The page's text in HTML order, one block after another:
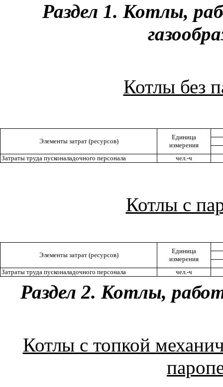
Раздел 1. Котлы,
Котлы без
Элементы затрат (ресурсов)
Единица
измерения
Затраты труда пусконаладочного персонала
чел.-ч
Котлы с
Элементы затрат (ресурсов)
Единица
измерения
Затраты труда пусконаладочного персонала
чел.-ч
Раздел 2. Котлы,
Котлы с топкой